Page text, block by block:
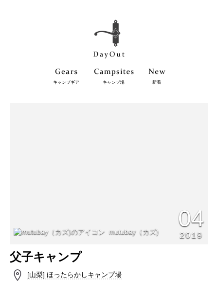
キャンプギア キャンプ場 新着
mutubay（カズ)
04
2019
父子キャンプ
[山梨] ほったらかしキャンプ場